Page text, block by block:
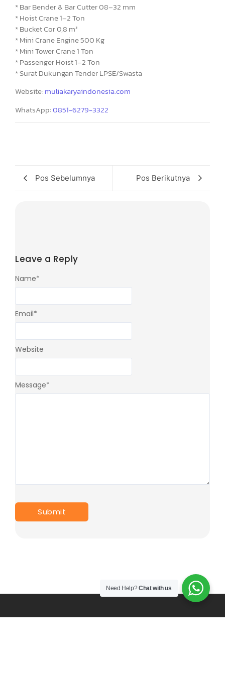
* Bar Bender & Bar Cutter 08–32 mm
* Hoist Crane 1–2 Ton
* Bucket Cor 0,8 m³
* Mini Crane Engine 500 Kg
* Mini Tower Crane 1 Ton
* Passenger Hoist 1–2 Ton
* Surat Dukungan Tender LPSE/Swasta
Website: muliakaryaindonesia.com
WhatsApp:0851-6279-3322
Pos Sebelumnya Pos Berikutnya
Leave a Reply
Message*
Name*
Email*
Website
Need Help?Chat with us